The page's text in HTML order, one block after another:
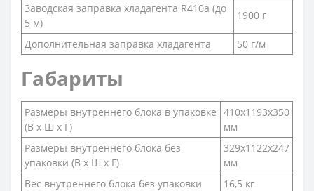
Заводская заправка хладагента R410a (до
5 м)
1900 г
Дополнительная заправка хладагента 50 г/м
Габариты
Размеры внутреннего блока в упаковке
(В х Ш х Г)
410x1193x350
мм
Размеры внутреннего блока без
упаковки (В х Ш х Г)
329x1122x247
мм
Вес внутреннего блока без упаковки
16,5 кг